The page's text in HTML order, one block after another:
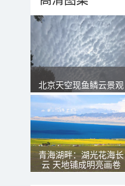
北京天空现鱼鳞云景观
青海湖畔：湖光花海长
云 天地铺成明亮画卷